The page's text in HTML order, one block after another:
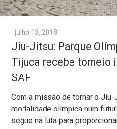
julho 13, 2018
Jiu-Jitsu: Parque
Tijuca recebe torneio
SAF
Com a missão de tornar o
modalidade olímpica num
segue na luta para